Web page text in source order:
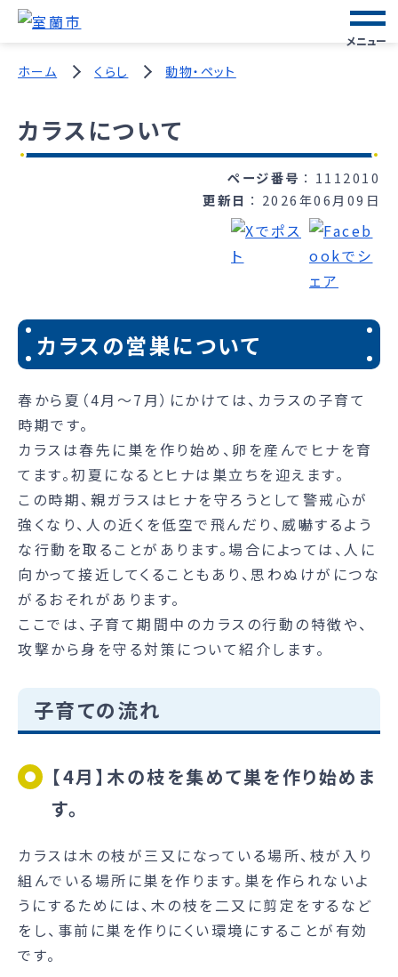
メニュー
ホーム くらし 動物・ペット
カラスについて
ページ番号
1112010
更新日
2026年06月09日
カラスの営巣について
春から夏（4月～7月）にかけては、カラスの子育て
時期です。
カラスは春先に巣を作り始め、卵を産んでヒナを育
てます。初夏になるとヒナは巣立ちを迎えます。
この時期、親ガラスはヒナを守ろうとして警戒心が
強くなり、人の近くを低空で飛んだり、威嚇するよう
な行動を取ることがあります。場合によっては、人に
向かって接近してくることもあり、思わぬけがにつな
がるおそれがあります。
ここでは、子育て期間中のカラスの行動の特徴や、
攻撃から身を守る対策について紹介します。
子育ての流れ
【4月】木の枝を集めて巣を作り始めま
す。
カラスは木の枝が三又になっている場所、枝が入り
組んでいる場所に巣を作ります。巣を作られないよ
うにするためには、木の枝を二又に剪定をするなど
をし、事前に巣を作りにくい環境にすることが有効
です。